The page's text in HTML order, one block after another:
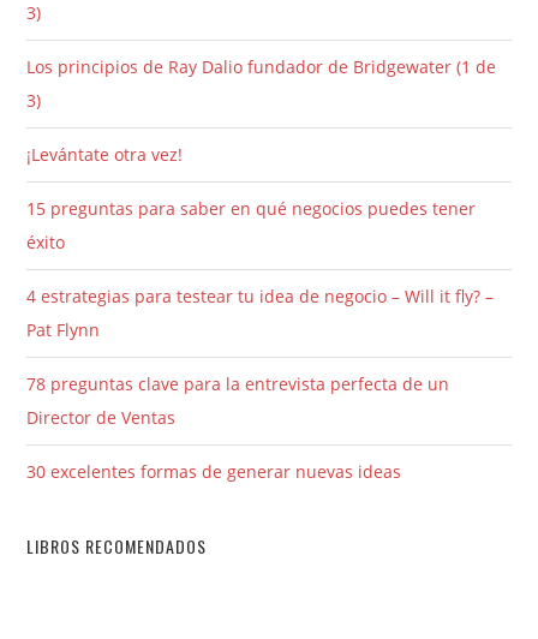
3)
Los principios de Ray Dalio fundador de Bridgewater (1 de
3)
¡Levántate otra vez!
15 preguntas para saber en qué negocios puedes tener
éxito
4 estrategias para testear tu idea de negocio – Will it fly? –
Pat Flynn
78 preguntas clave para la entrevista perfecta de un
Director de Ventas
30 excelentes formas de generar nuevas ideas
LIBROS RECOMENDADOS